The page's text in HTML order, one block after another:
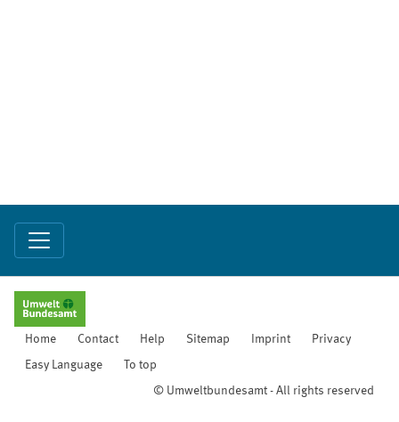
Home Contact Help Sitemap Imprint Privacy
Easy Language To top
© Umweltbundesamt - All rights reserved